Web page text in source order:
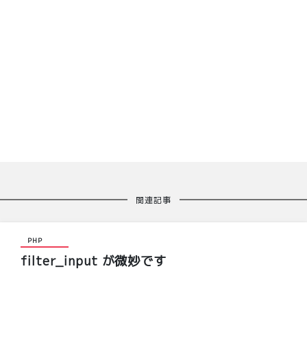
関連記事
PHP
filter_input が微妙です